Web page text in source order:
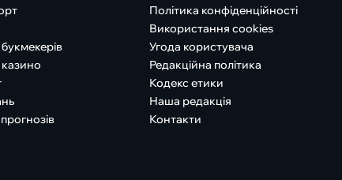
Політика конфіденційності
Використання cookies
Угода користувача
Редакційна політика
Кодекс етики
Наша редакція
Контакти